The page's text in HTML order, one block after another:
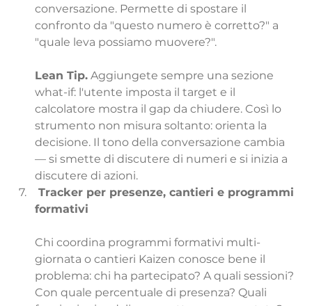
conversazione. Permette di spostare il
confronto da "questo numero è corretto?" a
"quale leva possiamo muovere?".
Lean Tip. Aggiungete sempre una sezione
what-if: l'utente imposta il target e il
calcolatore mostra il gap da chiudere. Così lo
strumento non misura soltanto: orienta la
decisione. Il tono della conversazione cambia
— si smette di discutere di numeri e si inizia a
discutere di azioni.
formativi
Chi coordina programmi formativi multi-
giornata o cantieri Kaizen conosce bene il
problema: chi ha partecipato? A quali sessioni?
Con quale percentuale di presenza? Quali